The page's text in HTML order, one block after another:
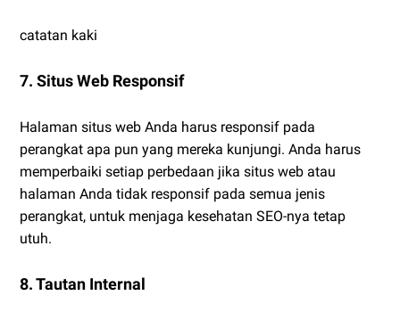
catatan kaki
7. Situs Web Responsif
Halaman situs web Anda harus responsif pada
perangkat apa pun yang mereka kunjungi. Anda harus
memperbaiki setiap perbedaan jika situs web atau
halaman Anda tidak responsif pada semua jenis
perangkat, untuk menjaga kesehatan SEO-nya tetap
utuh.
8. Tautan Internal